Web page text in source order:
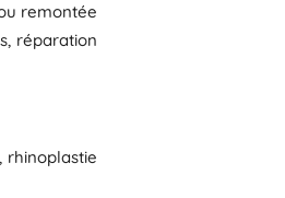
remontée
réparation
rhinoplastie